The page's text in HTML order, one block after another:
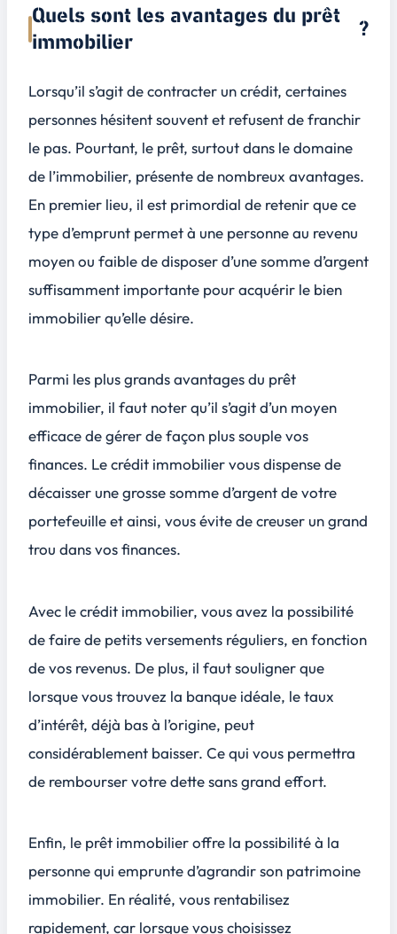
Quels sont les avantages du prêt
immobilier
?
Lorsqu’il s’agit de contracter un crédit, certaines
personnes hésitent souvent et refusent de franchir
le pas. Pourtant, le prêt, surtout dans le domaine
de l’immobilier, présente de nombreux avantages.
En premier lieu, il est primordial de retenir que ce
type d’emprunt permet à une personne au revenu
moyen ou faible de disposer d’une somme d’argent
suffisamment importante pour acquérir le bien
immobilier qu’elle désire.
Parmi les plus grands avantages du prêt
immobilier, il faut noter qu’il s’agit d’un moyen
efficace de gérer de façon plus souple vos
finances. Le crédit immobilier vous dispense de
décaisser une grosse somme d’argent de votre
portefeuille et ainsi, vous évite de creuser un grand
trou dans vos finances.
Avec le crédit immobilier, vous avez la possibilité
de faire de petits versements réguliers, en fonction
de vos revenus. De plus, il faut souligner que
lorsque vous trouvez la banque idéale, le taux
d’intérêt, déjà bas à l’origine, peut
considérablement baisser. Ce qui vous permettra
de rembourser votre dette sans grand effort.
Enfin, le prêt immobilier offre la possibilité à la
personne qui emprunte d’agrandir son patrimoine
immobilier. En réalité, vous rentabilisez
rapidement, car lorsque vous choisissez